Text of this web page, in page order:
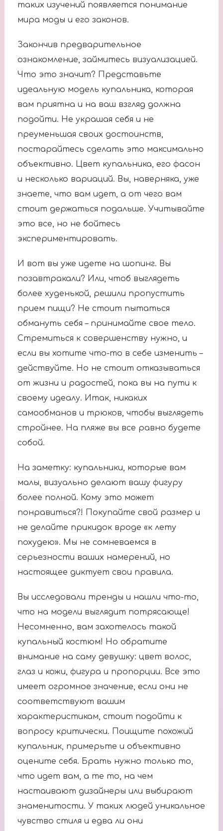
таких изучений появляется понимание
мира моды и его законов.
Закончив предварительное
ознакомление, займитесь визуализацией.
Что это значит? Представьте
идеальную модель купальника, которая
вам приятна и на ваш взгляд должна
подойти. Не украшая себя и не
преуменьшая своих достоинств,
постарайтесь сделать это максимально
объективно. Цвет купальника, его фасон
и несколько вариаций. Вы, наверняка, уже
знаете, что вам идет, а от чего вам
стоит держаться подальше. Учитывайте
это все, но не бойтесь
экспериментировать.
И вот вы уже идете на шопинг. Вы
позавтракали? Или, чтоб выглядеть
более худенькой, решили пропустить
прием пищи? Не стоит пытаться
обмануть себя – принимайте свое тело.
Стремиться к совершенству нужно, и
если вы хотите что-то в себе изменить –
действуйте. Но не стоит отказываться
от жизни и радостей, пока вы на пути к
своему идеалу. Итак, никаких
самообманов и трюков, чтобы выглядеть
стройнее. На пляже вы все равно будете
собой.
На заметку: купальники, которые вам
малы, визуально делают вашу фигуру
более полной. Кому это может
понравиться?! Покупайте свой размер и
не делайте прикидок вроде «к лету
похудею». Мы не сомневаемся в
серьезности ваших намерений, но
настоящее диктует свои правила.
Вы исследовали тренды и нашли что-то,
что на модели выглядит потрясающе!
Несомненно, вам захотелось такой
купальный костюм! Но обратите
внимание на саму девушку: цвет волос,
глаз и кожи, фигура и пропорции. Все это
имеет огромное значение, если они не
соответствуют вашим
характеристикам, стоит подойти к
вопросу критически. Поищите похожий
купальник, примерьте и объективно
оцените себя. Брать нужно только то,
что идет вам, а те то, на чем
настаивают дизайнеры или выбирают
знаменитости. У таких людей уникальное
чувство стиля и едва ли они